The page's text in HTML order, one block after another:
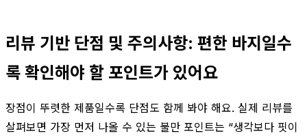
리뷰 기반 단점 및 주의사항: 편한 바지일수
록 확인해야 할 포인트가 있어요
장점이 뚜렷한 제품일수록 단점도 함께 봐야 해요. 실제 리뷰를
살펴보면 가장 먼저 나올 수 있는 불만 포인트는 “생각보다 핏이